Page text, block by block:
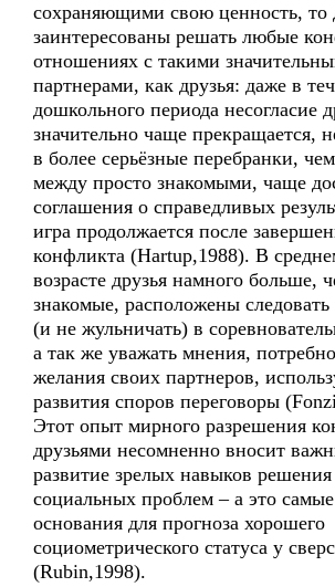
сохраняющими свою ценность, то
заинтересованы решать любые
отношениях с такими
партнерами, как друзья: даже в
дошкольного периода несогласие
значительно чаще прекращается,
в более серьёзные перебранки,
между просто знакомыми, чаще
соглашения о справедливых
игра продолжается после
конфликта (Hartup,1988). В
возрасте друзья намного больше,
знакомые, расположены
(и не жульничать) в
а так же уважать мнения,
желания своих партнеров,
развития споров переговоры
Этот опыт мирного разрешения
друзьями несомненно вносит
развитие зрелых навыков решения
социальных проблем – а это
основания для прогноза хорошего
социометрического статуса у
(Rubin,1998).